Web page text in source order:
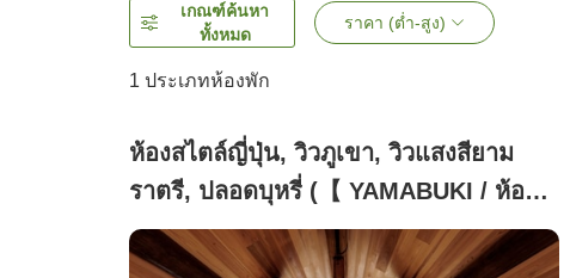
เกณฑ์ค้นหา
ทั้งหมด
ราคา (ต่ำ-สูง)
1 ประเภทห้องพัก
ห้องสไตล์ญี่ปุ่น, วิวภูเขา, วิวแสงสียาม
ราตรี, ปลอดบุหรี่ (【 YAMABUKI / ห้อง
ยามาบุกิ 】รองรับได้สูงสุด 7 ท่าน)